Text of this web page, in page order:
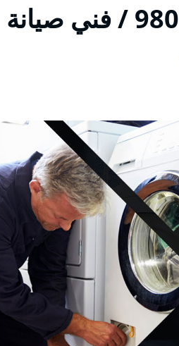
تصليح غسالات الدسمة / 98025055 / فني صيانة